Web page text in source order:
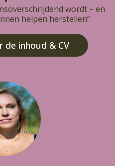
wordt – en
helpen herstellen”
de inhoud & CV